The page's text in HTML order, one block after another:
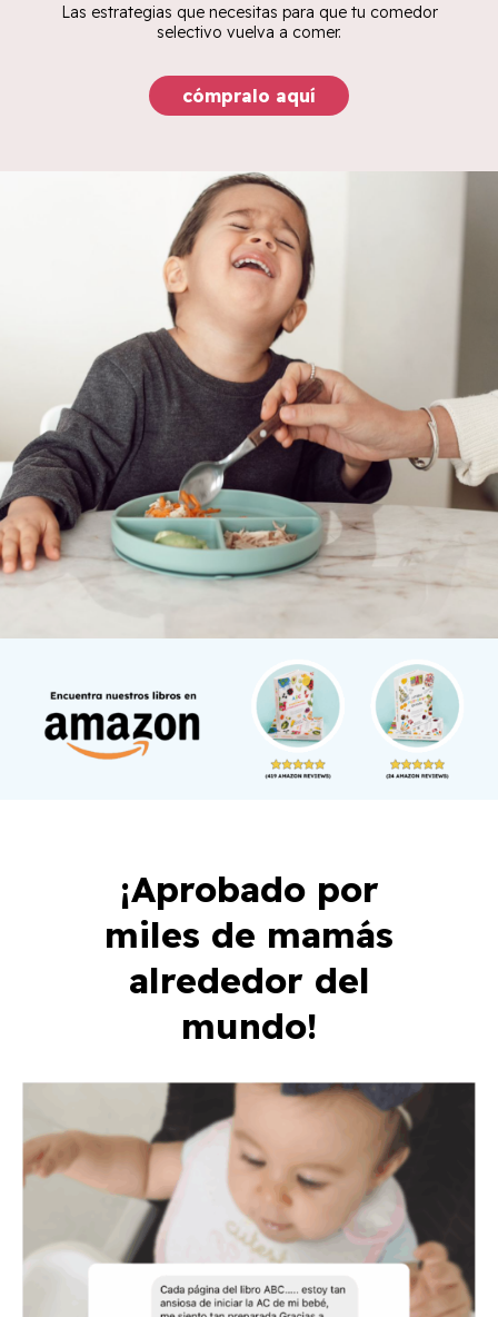
Las estrategias que necesitas para que tu comedor
selectivo vuelva a comer.
cómpralo aquí
¡Aprobado por
miles de mamás
alrededor del
mundo!